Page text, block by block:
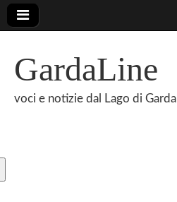
GardaLine
voci e notizie dal Lago di Garda